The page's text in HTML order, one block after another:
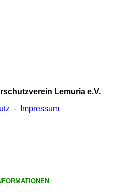
Lemuria e.V.
-
Impressum